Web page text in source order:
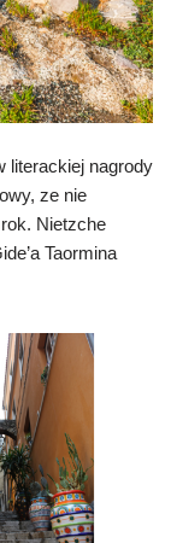
literackiej nagrody
ze nie
Nietzche
Taormina